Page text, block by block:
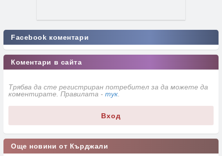
Facebook коментари
Коментари в сайта
Трябва да сте регистриран потребител за да можете да
коментирате. Правилата - тук
Вход
Още новини от Кърджали